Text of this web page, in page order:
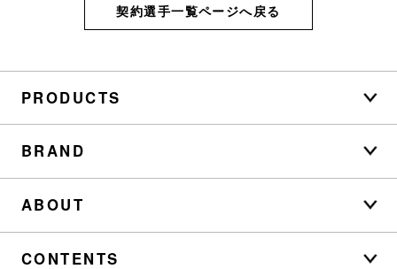
契約選手一覧ページへ戻る
PRODUCTS
BRAND
ABOUT
CONTENTS